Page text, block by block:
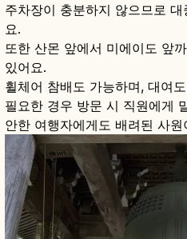
주차장이 충분하지 않으므로
요.
또한 산몬 앞에서 미에이도 앞
있어요.
휠체어 참배도 가능하며, 대여
필요한 경우 방문 시 직원에게
안한 여행자에게도 배려된 사